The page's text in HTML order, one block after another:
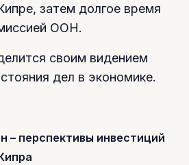
затем долгое время
ООН.
своим видением
дел в экономике.
перспективы инвестиций